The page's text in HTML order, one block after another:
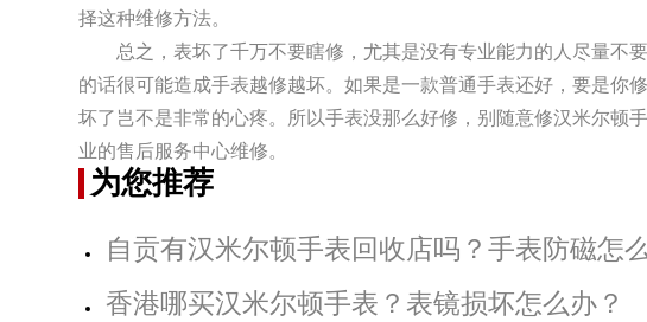
择这种维修方法。
总之，表坏了千万不要瞎修，尤其是没有专业能力的人尽量不
的话很可能造成手表越修越坏。如果是一款普通手表还好，要是你
坏了岂不是非常的心疼。所以手表没那么好修，别随意修汉米尔顿
业的售后服务中心维修。
为您推荐
自贡有汉米尔顿手表回收店吗？手表防磁怎
香港哪买汉米尔顿手表？表镜损坏怎么办？